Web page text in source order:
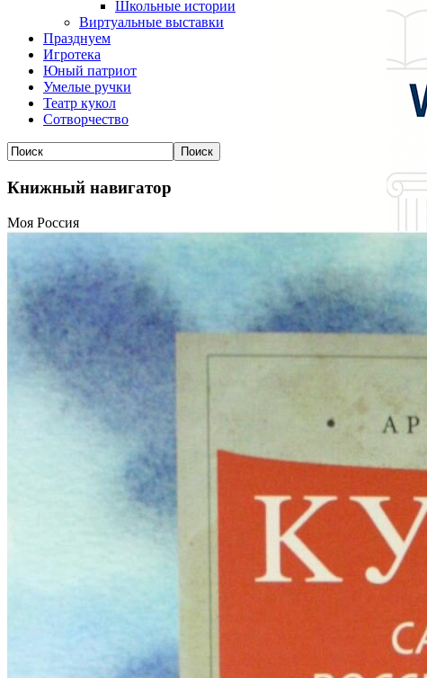
Школьные истории
Виртуальные выставки
Празднуем
Игротека
Юный патриот
Умелые ручки
Театр кукол
Сотворчество
Книжный навигатор
Моя Россия